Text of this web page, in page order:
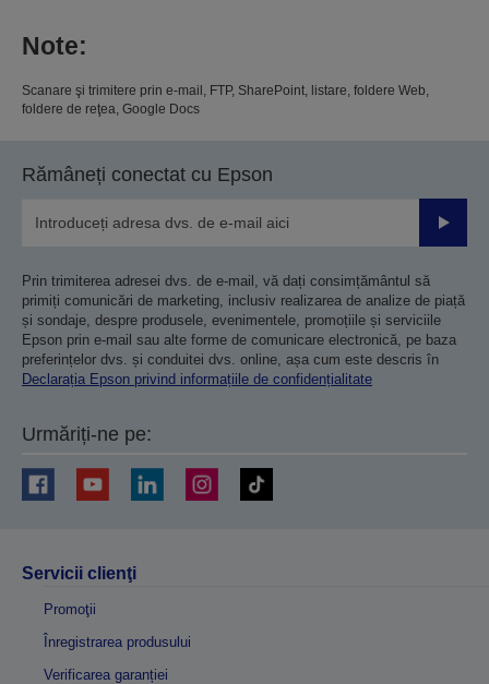
Note:
Scanare şi trimitere prin e-mail, FTP, SharePoint, listare, foldere Web,
foldere de reţea, Google Docs
Rămâneți conectat cu Epson
Prin trimiterea adresei dvs. de e-mail, vă dați consimțământul să
primiți comunicări de marketing, inclusiv realizarea de analize de piață
și sondaje, despre produsele, evenimentele, promoțiile și serviciile
Epson prin e-mail sau alte forme de comunicare electronică, pe baza
preferințelor dvs. și conduitei dvs. online, așa cum este descris în
Declarația Epson privind informațiile de confidențialitate
Urmăriți-ne pe:
Servicii clienţi
Promoţii
Înregistrarea produsului
Verificarea garanției